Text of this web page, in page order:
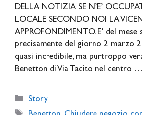
DELLA NOTIZIA SE N’E’
LOCALE. SECONDO NOI LA
APPROFONDIMENTO. E’ del mese
precisamente del giorno 2 marzo
quasi incredibile, ma purtroppo
Benetton di Via Tacito nel centro …
Categories
Story
Tags